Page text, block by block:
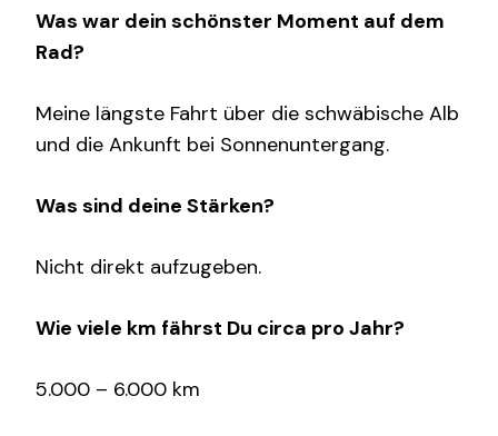
Was war dein schönster Moment auf dem
Rad?
Meine längste Fahrt über die schwäbische Alb
und die Ankunft bei Sonnenuntergang.
Was sind deine Stärken?
Nicht direkt aufzugeben.
Wie viele km fährst Du circa pro Jahr?
5.000 – 6.000 km